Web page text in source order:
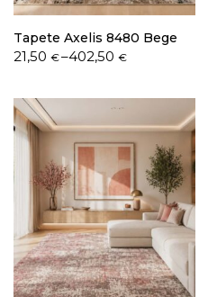
Tapete Axelis 8480 Bege
21,50 €–402,50€
Price
through
402,50 €